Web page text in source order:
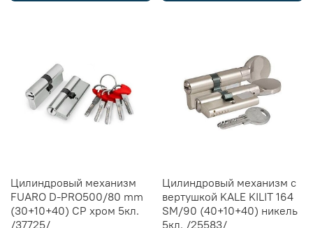
Цилиндровый механизм
FUARO D-PRO500/80 mm
(30+10+40) CP хром 5кл.
/37725/
Цилиндровый механизм с
вертушкой KALE KILIT 164
SM/90 (40+10+40) никель
5кл. /25583/